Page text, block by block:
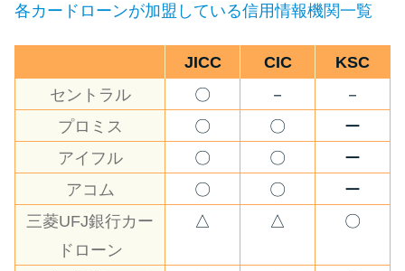
各カードローンが加盟している信用情報機関一覧
JICC CIC
KSC
セントラル
〇 －
－
プロミス
〇 〇
ー
アイフル
〇 〇
ー
アコム
〇 〇
ー
三菱UFJ銀行カー
ドローン
△ △ 〇